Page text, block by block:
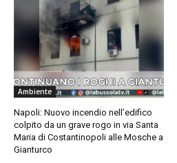
Ambiente
Napoli: Nuovo incendio nell’edifico
colpito da un grave rogo in via Santa
Maria di Costantinopoli alle Mosche a
Gianturco